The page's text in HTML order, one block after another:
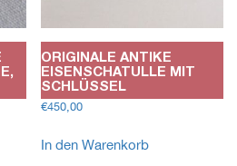
E
ORIGINALE ANTIKE
EISENSCHATULLE MIT
SCHLÜSSEL
€450,00
In den Warenkorb